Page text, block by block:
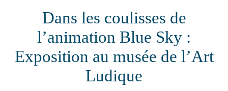
Dans les coulisses de
l’animation Blue Sky :
Exposition au musée de l’Art
Ludique